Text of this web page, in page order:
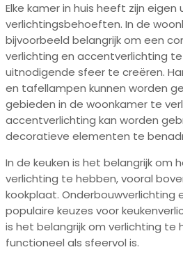
Elke kamer in huis heeft zijn eigen
verlichtingsbehoeften. In de
bijvoorbeeld belangrijk om een
verlichting en accentverlichting
uitnodigende sfeer te creëren.
en tafellampen kunnen worden
gebieden in de woonkamer te
accentverlichting kan worden
decoratieve elementen te
In de keuken is het belangrijk om
verlichting te hebben, vooral
kookplaat. Onderbouwverlichting
populaire keuzes voor
is het belangrijk om verlichting te
functioneel als sfeervol is.